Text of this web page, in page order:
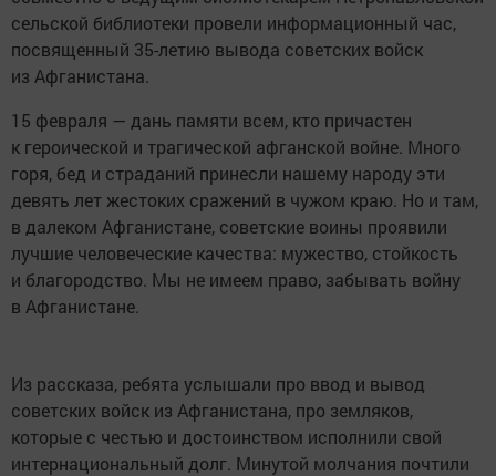
сельской библиотеки провели информационный час,
посвященный 35-летию вывода советских войск
из Афганистана.
15 февраля — дань памяти всем, кто причастен
к героической и трагической афганской войне. Много
горя, бед и страданий принесли нашему народу эти
девять лет жестоких сражений в чужом краю. Но и там,
в далеком Афганистане, советские воины проявили
лучшие человеческие качества: мужество, стойкость
и благородство. Мы не имеем право, забывать войну
в Афганистане.
Из рассказа, ребята услышали про ввод и вывод
советских войск из Афганистана, про земляков,
которые с честью и достоинством исполнили свой
интернациональный долг. Минутой молчания почтили